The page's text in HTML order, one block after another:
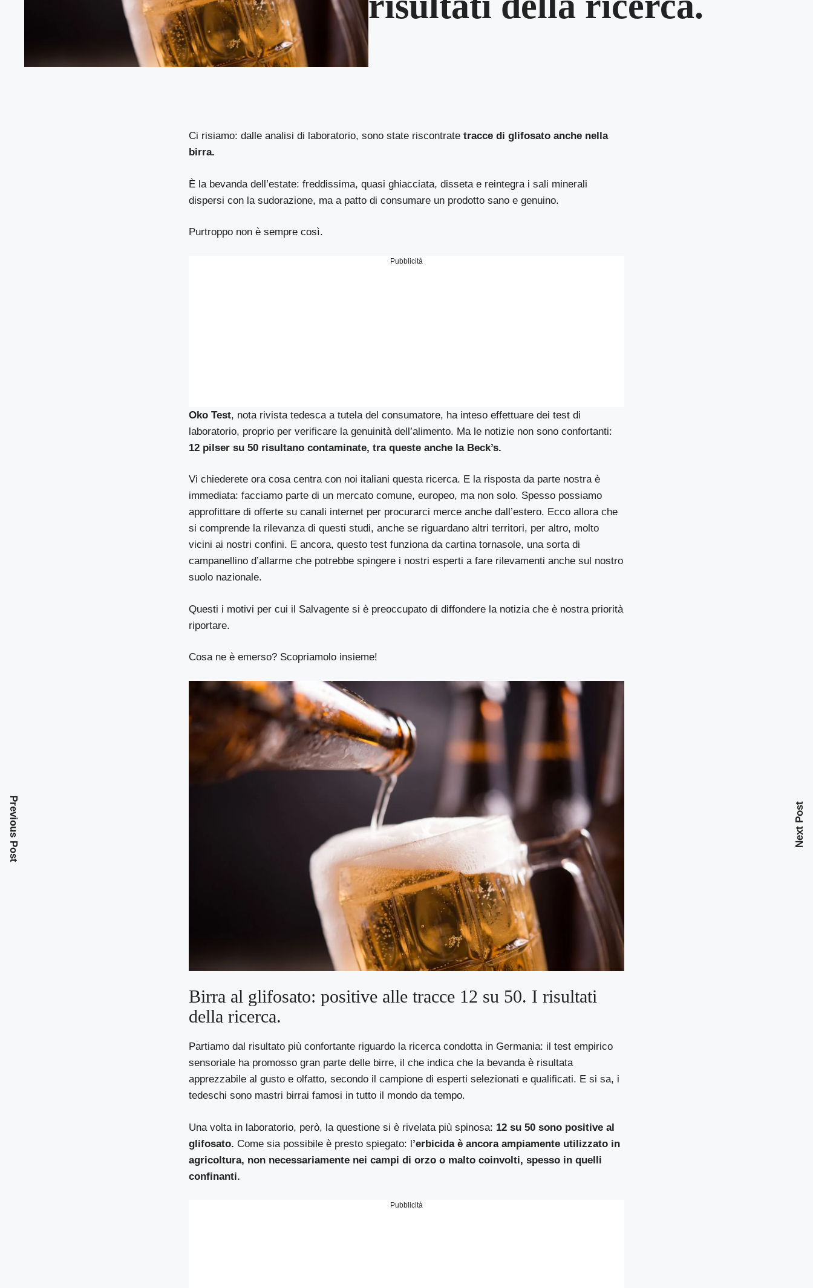
Ci risiamo: dalle analisi di laboratorio, sono state riscontrate tracce di glifosato anche nella
birra.
È la bevanda dell’estate: freddissima, quasi ghiacciata, disseta e reintegra i sali minerali
dispersi con la sudorazione, ma a patto di consumare un prodotto sano e genuino.
Purtroppo non è sempre così.
Pubblicità
Oko Test, nota rivista tedesca a tutela del consumatore, ha inteso effettuare dei test di
laboratorio, proprio per verificare la genuinità dell’alimento. Ma le notizie non sono confortanti:
12 pilser su 50 risultano contaminate, tra queste anche la Beck’s.
Vi chiederete ora cosa centra con noi italiani questa ricerca. E la risposta da parte nostra è
immediata: facciamo parte di un mercato comune, europeo, ma non solo. Spesso possiamo
approfittare di offerte su canali internet per procurarci merce anche dall’estero. Ecco allora che
si comprende la rilevanza di questi studi, anche se riguardano altri territori, per altro, molto
vicini ai nostri confini. E ancora, questo test funziona da cartina tornasole, una sorta di
campanellino d’allarme che potrebbe spingere i nostri esperti a fare rilevamenti anche sul nostro
suolo nazionale.
Questi i motivi per cui il Salvagente si è preoccupato di diffondere la notizia che è nostra priorità
riportare.
Cosa ne è emerso? Scopriamolo insieme!
Birra al glifosato: positive alle tracce 12 su 50. I risultati
della ricerca.
Partiamo dal risultato più confortante riguardo la ricerca condotta in Germania: il test empirico
sensoriale ha promosso gran parte delle birre, il che indica che la bevanda è risultata
apprezzabile al gusto e olfatto, secondo il campione di esperti selezionati e qualificati. E si sa, i
tedeschi sono mastri birrai famosi in tutto il mondo da tempo.
Una volta in laboratorio, però, la questione si è rivelata più spinosa: 12 su 50 sono positive al
glifosato. Come sia possibile è presto spiegato: l’erbicida è ancora ampiamente utilizzato in
agricoltura, non necessariamente nei campi di orzo o malto coinvolti, spesso in quelli
confinanti.
Pubblicità
Previous Post Next Post